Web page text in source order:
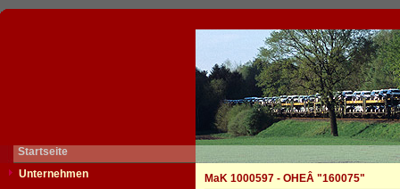
Startseite
Unternehmen
MaK 1000597 - OHEÂ "160075"